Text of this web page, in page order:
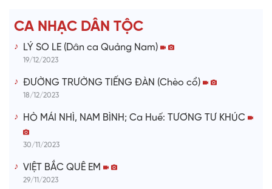
o
CA NHẠC DÂN TỘC
LÝ SO LE (Dân ca Quảng Nam)
19/12/2023
ĐƯỜNG TRƯỜNG TIẾNG ĐÀN (Chèo cổ)
18/12/2023
HÒ MÁI NHÌ, NAM BÌNH; Ca Huế: TƯƠNG TƯ KHÚC
30/11/2023
VIỆT BẮC QUÊ EM
29/11/2023